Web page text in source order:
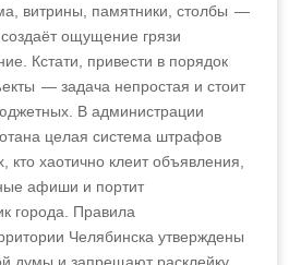
витрины, памятники, столбы —
ощущение грязи
Кстати, привести в порядок
— задача непростая и стоит
В администрации
целая система штрафов
кто хаотично клеит объявления,
афиши и портит
города. Правила
Челябинска утверждены